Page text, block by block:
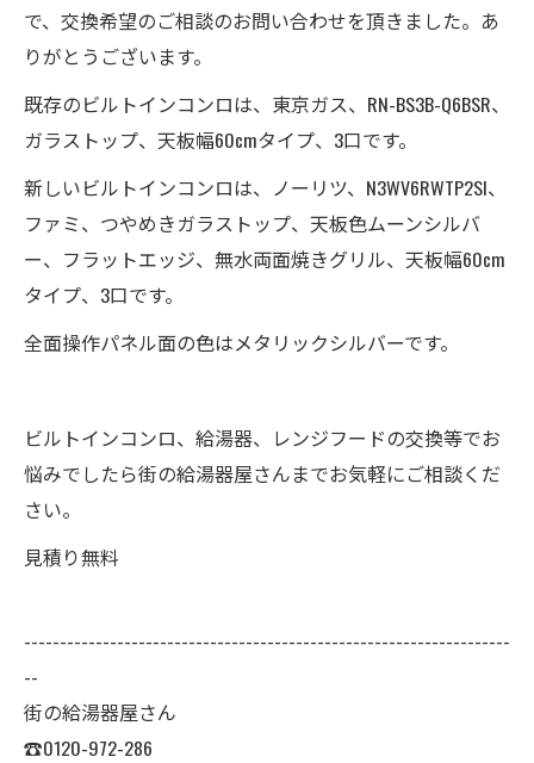
で、交換希望のご相談のお問い合わせを頂きました。あ
りがとうございます。
既存のビルトインコンロは、東京ガス、RN-BS3B-Q6BSR、
ガラストップ、天板幅60cmタイプ、3口です。
新しいビルトインコンロは、ノーリツ、N3WV6RWTP2SI、
ファミ、つやめきガラストップ、天板色ムーンシルバ
ー、フラットエッジ、無水両面焼きグリル、天板幅60cm
タイプ、3口です。
全面操作パネル面の色はメタリックシルバーです。
ビルトインコンロ、給湯器、レンジフードの交換等でお
悩みでしたら街の給湯器屋さんまでお気軽にご相談くだ
さい。
見積り無料
--------------------------------------------------------------------
--
街の給湯器屋さん
☎0120-972-286